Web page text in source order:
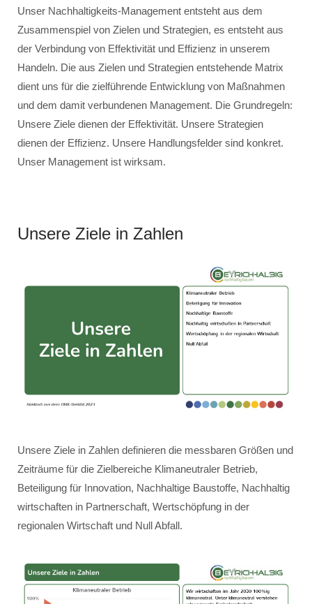
Unser Nachhaltigkeits-Management entsteht aus dem
Zusammenspiel von Zielen und Strategien, es entsteht aus
der Verbindung von Effektivität und Effizienz in unserem
Handeln. Die aus Zielen und Strategien entstehende Matrix
dient uns für die zielführende Entwicklung von Maßnahmen
und dem damit verbundenen Management. Die Grundregeln:
Unsere Ziele dienen der Effektivität. Unsere Strategien
dienen der Effizienz. Unsere Handlungsfelder sind konkret.
Unser Management ist wirksam.
Unsere Ziele in Zahlen
Unsere Ziele in Zahlen definieren die messbaren Größen und
Zeiträume für die Zielbereiche Klimaneutraler Betrieb,
Beteiligung für Innovation, Nachhaltige Baustoffe, Nachhaltig
wirtschaften in Partnerschaft, Wertschöpfung in der
regionalen Wirtschaft und Null Abfall.